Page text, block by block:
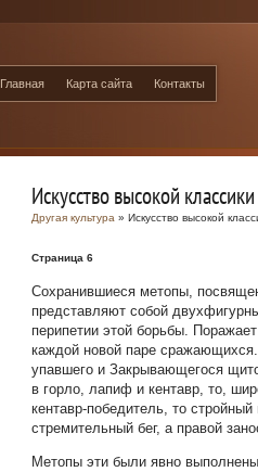
Главная Карта сайта Контакты
Искусство высокой классики
Другая культура » Искусство высокой
Страница 6
Сохранившиеся метопы,
представляют собой
перипетии этой борьбы.
каждой новой паре
упавшего и Закрывающегося
в горло, лапиф и кентавр, то,
кентавр-победитель, то
стремительный бег, а правой
Метопы эти были явно